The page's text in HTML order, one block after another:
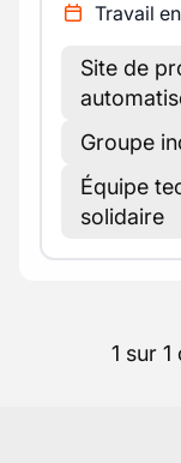
Travail
Site de
Groupe
Équipe
solidaire
1 sur